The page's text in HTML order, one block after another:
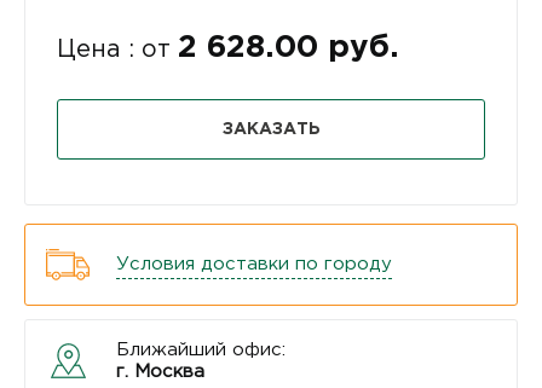
Цена : от 2 628.00 руб.
ЗАКАЗАТЬ
Условия доставки по городу
Ближайший офис:
г. Москва